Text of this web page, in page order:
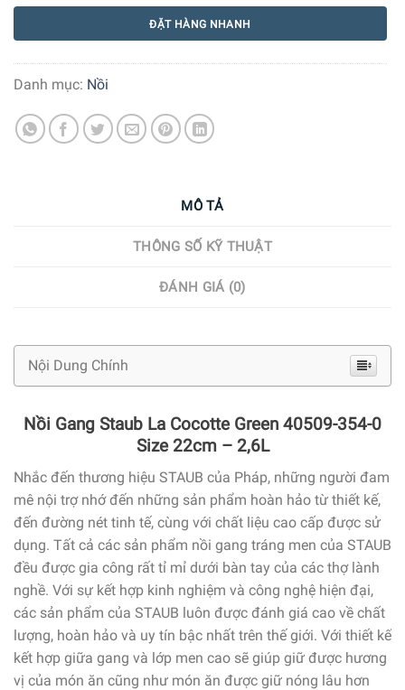
ĐẶT HÀNG NHANH
Danh mục: Nồi
MÔ TẢ
THÔNG SỐ KỸ THUẬT
ĐÁNH GIÁ (0)
Nội Dung Chính
Nồi Gang Staub La Cocotte Green 40509-354-0
Size 22cm – 2,6L
Nhắc đến thương hiệu STAUB của Pháp, những người đam
mê nội trợ nhớ đến những sản phẩm hoàn hảo từ thiết kế,
đến đường nét tinh tế, cùng với chất liệu cao cấp được sử
dụng. Tất cả các sản phẩm nồi gang tráng men của STAUB
đều được gia công rất tỉ mỉ dưới bàn tay của các thợ lành
nghề. Với sự kết hợp kinh nghiệm và công nghệ hiện đại,
các sản phẩm của STAUB luôn được đánh giá cao về chất
lượng, hoàn hảo và uy tín bậc nhất trên thế giới. Với thiết kế
kết hợp giữa gang và lớp men cao sẽ giúp giữ được hương
vị của món ăn cũng như món ăn được giữ nóng lâu hơn